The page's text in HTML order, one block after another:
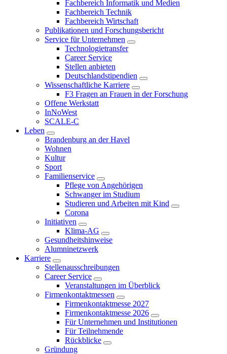
Fachbereich Informatik und Medien
Fachbereich Technik
Fachbereich Wirtschaft
Publikationen und Forschungsbericht
Service für Unternehmen
Technologietransfer
Career Service
Stellen anbieten
Deutschlandstipendien
Wissenschaftliche Karriere
F3 Fragen an Frauen in der Forschung
Offene Werkstatt
InNoWest
SCALE-C
Leben
Brandenburg an der Havel
Wohnen
Kultur
Sport
Familienservice
Pflege von Angehörigen
Schwanger im Studium
Studieren und Arbeiten mit Kind
Corona
Initiativen
Klima-AG
Gesundheitshinweise
Alumninetzwerk
Karriere
Stellenausschreibungen
Career Service
Veranstaltungen im Überblick
Firmenkontaktmessen
Firmenkontaktmesse 2027
Firmenkontaktmesse 2026
Für Unternehmen und Institutionen
Für Teilnehmende
Rückblicke
Gründung